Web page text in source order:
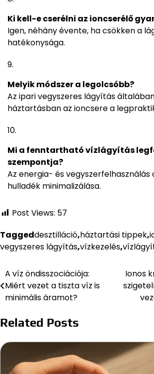
Ki kell-e cserélni az ioncserélő
Igen, néhány évente, ha csökken a
hatékonysága.
Melyik módszer a legolcsóbb?
Az ipari vegyszeres lágyítás
háztartásban az ioncsere a
Mi a fenntartható vízlágyítás
szempontja?
Az energia- és vegyszerfelhasználás
hulladék minimalizálása.
Post Views: 57
Taggeddesztilláció,háztartási tippek,
vegyszeres lágyítás,vízkezelés,
Bejegyzés
navigáció
A víz öndisszociációja:
Miért vezet a tiszta víz is
minimális áramot?
Ionos
Related Posts